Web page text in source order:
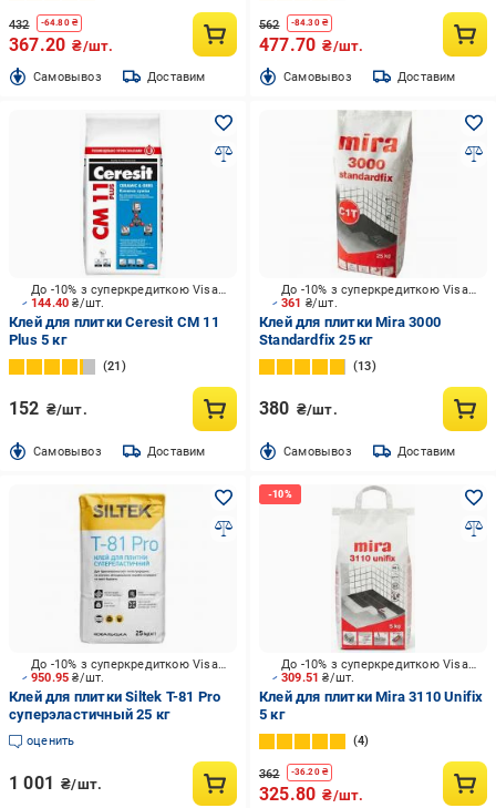
432 -64.80₴
367.20 ₴/шт.
Cамовывоз Доставим
562 -84.30₴
477.70 ₴/шт.
Cамовывоз Доставим
144.40₴/шт.
До -10% з суперкредиткою Visa Вигода
Клей для плитки Ceresit CM 11
Plus 5 кг
21
152 ₴/шт.
Cамовывоз Доставим
361 ₴/шт.
До -10% з суперкредиткою Visa Вигода
Клей для плитки Mira 3000
Standardfix 25 кг
13
380 ₴/шт.
Cамовывоз Доставим
950.95₴/шт.
До -10% з суперкредиткою Visa Вигода
Клей для плитки Siltek T-81 Pro
суперэластичный 25 кг
оценить
1 001 ₴/шт.
309.51₴/шт.
До -10% з суперкредиткою Visa Вигода
Клей для плитки Mira 3110 Unifix
5 кг
4
362 -36.20₴
325.80 ₴/шт.